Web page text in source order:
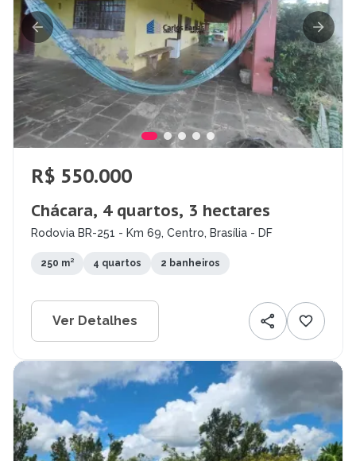
R$ 550.000
Chácara, 4 quartos, 3 hectares
Rodovia BR-251 - Km 69, Centro, Brasília - DF
250 m² 4 quartos 2 banheiros
Ver Detalhes